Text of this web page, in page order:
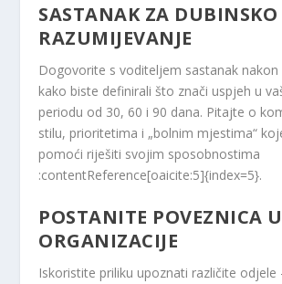
SASTANAK ZA DUBINSKO
RAZUMIJEVANJE
Dogovorite s voditeljem sastanak
kako biste definirali što znači uspjeh u
periodu od 30, 60 i 90 dana. Pitajte o
stilu, prioritetima i „bolnim mjestima“
pomoći riješiti svojim sposobnostima
:contentReference[oaicite:5]{index=5}.
POSTANITE POVEZNICA
ORGANIZACIJE
Iskoristite priliku upoznati različite odjele